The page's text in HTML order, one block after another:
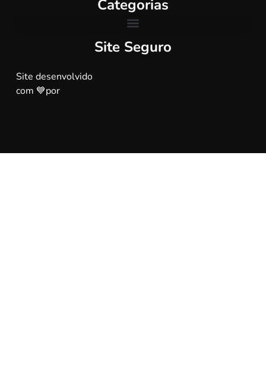
Categorias
Site Seguro
Site desenvolvido
com 💙por